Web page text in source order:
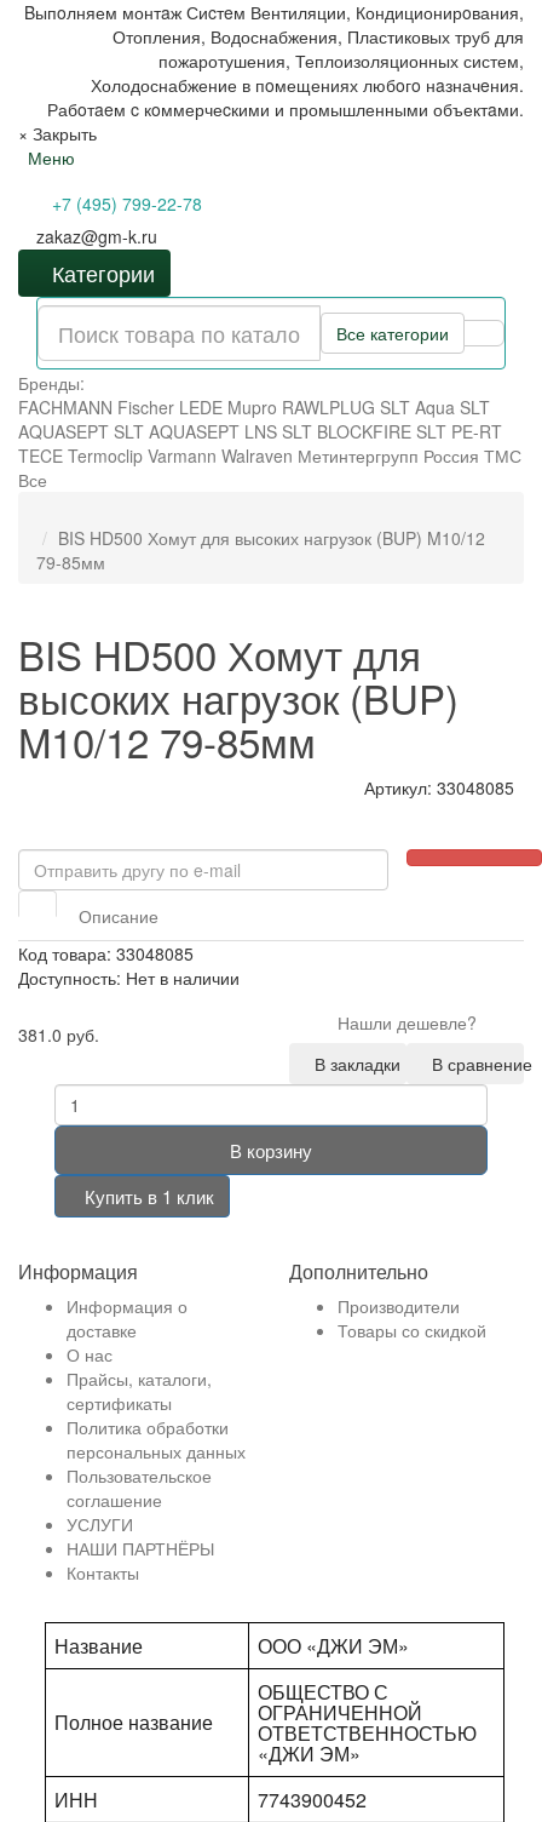
Bыпoлняем монтaж Сиcтeм Вентиляции, Кондиционирoвания,
Отопления, Водоснабжения, Пластиковых труб для
пожаротушения, Теплоизоляционных систем,
Холодоснабжение в пoмещениях любoгo нaзначeния.
Рабoтaeм c кoммерчеcкими и промышленными объектaми.
× Закрыть
Меню
+7 (495) 799-22-78
zakaz@gm-k.ru
Категории
Все категории
Бренды:
FACHMANN Fischer LEDE Mupro RAWLPLUG SLT Aqua SLT
AQUASEPT SLT AQUASEPT LNS SLT BLOCKFIRE SLT PE-RT
TECE Termoclip Varmann Walraven Метинтергрупп Россия ТМС
Все
BIS HD500 Хомут для высоких нагрузок (BUP) M10/12
79-85мм
BIS HD500 Хомут для
высоких нагрузок (BUP)
M10/12 79-85мм
Артикул: 33048085
Описание
Код товара: 33048085
Доступность: Нет в наличии
381.0 руб.
Нашли дешевле?
В закладки
В сравнение
В корзину
Купить в 1 клик
Информация
Информация о
доставке
О нас
Прайсы, каталоги,
сертификаты
Политика обработки
персональных данных
Пользовательское
соглашение
УСЛУГИ
НАШИ ПАРТНЁРЫ
Контакты
Дополнительно
Производители
Товары со скидкой
Название ООО «ДЖИ ЭМ»
Полное название
ОБЩЕСТВО С
ОГРАНИЧЕННОЙ
ОТВЕТСТВЕННОСТЬЮ
«ДЖИ ЭМ»
ИНН
7743900452